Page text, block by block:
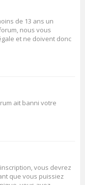
de 13 ans un
nous vous
et ne doivent donc
ait banni votre
vous devrez
que vous puissiez